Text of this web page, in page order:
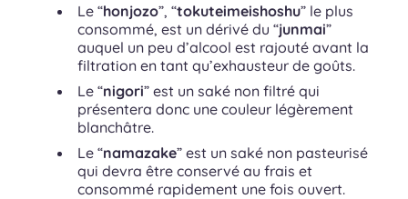
Le “honjozo”, “tokuteimeishoshu” le plus
consommé, est un dérivé du “junmai”
auquel un peu d’alcool est rajouté avant la
filtration en tant qu’exhausteur de goûts.
Le “nigori” est un saké non filtré qui
présentera donc une couleur légèrement
blanchâtre.
Le “namazake” est un saké non pasteurisé
qui devra être conservé au frais et
consommé rapidement une fois ouvert.